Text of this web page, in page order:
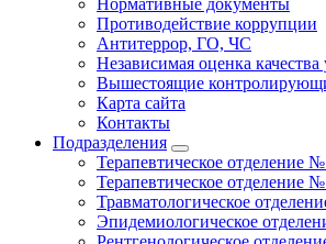
Противодействие коррупции
Антитеррор, ГО, ЧС
Независимая оценка качества
Вышестоящие
Карта сайта
Контакты
Подразделения
Терапевтическое отделение №
Терапевтическое отделение
Травматологическое
Эпидемиологическое